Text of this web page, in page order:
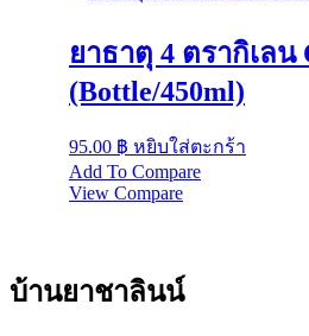
ยาธาตุ 4 ตรากิเลน
(Bottle/450ml)
95.00 ฿ หยิบใส่ตะกร้า
Add To Compare
View Compare
บ้านยาชาลินน์